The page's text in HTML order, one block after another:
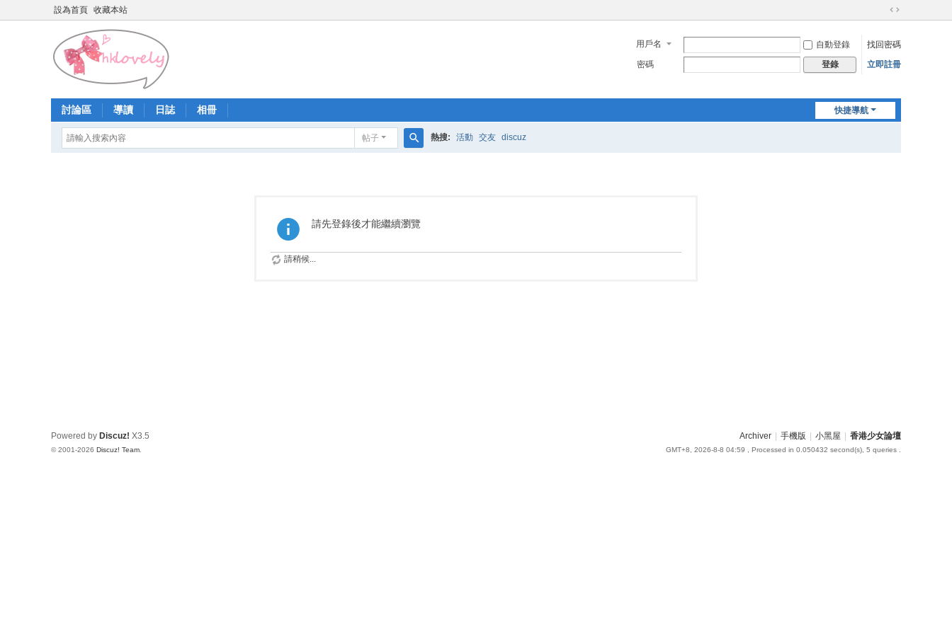
設為首頁 收藏本站
切
到
寬
用戶名 自動登錄
找回密碼
密碼
登錄 立即註冊
快捷導航
討論區 導讀 日誌 相冊
帖子 熱搜: 活動 交友 discuz
請先登錄後才能繼續瀏覽
請稍候...
Archiver 手機版 小黑屋 香港少女論壇
GMT+8, 2026-8-8 04:59 , Processed in 0.050432 second(s), 5 queries .
Powered by Discuz! X3.5
© 2001-2026 Discuz! Team